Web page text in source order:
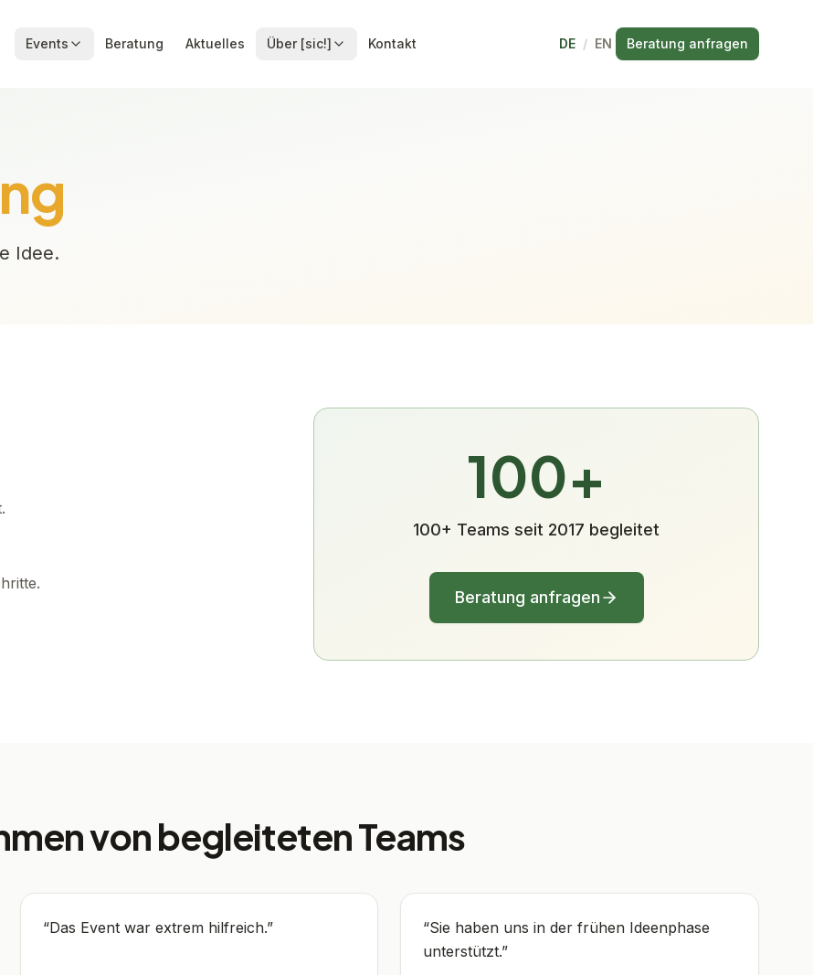
Events Beratung Aktuelles Über [sic!] Kontakt DE / EN Beratung anfragen
Idee.
100+
100+ Teams seit 2017 begleitet
Beratung anfragen
von begleiteten Teams
“Das Event war extrem hilfreich.” “Sie haben uns in der frühen Ideenphase
unterstützt.”